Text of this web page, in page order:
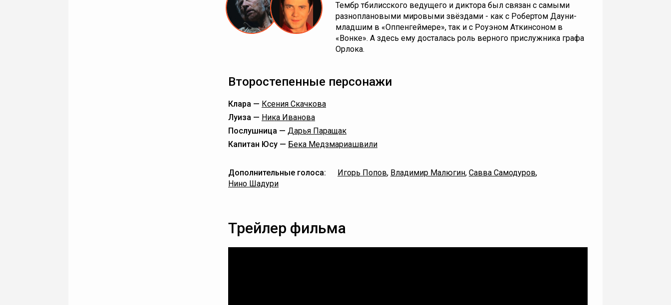
Тембр тбилисского ведущего и диктора был связан с самыми
разноплановыми мировыми звёздами - как с Робертом Дауни-
младшим в «Оппенгеймере», так и с Роуэном Аткинсоном в
«Вонке». А здесь ему досталась роль верного прислужника графа
Орлока.
Второстепенные персонажи
Клара — Ксения Скачкова
Луиза — Ника Иванова
Послушница — Дарья Паращак
Капитан Юсу — Бека Медзмариашвили
Дополнительные голоса: Игорь Попов, Владимир Малюгин, Савва Самодуров,
Нино Шадури
Трейлер фильма